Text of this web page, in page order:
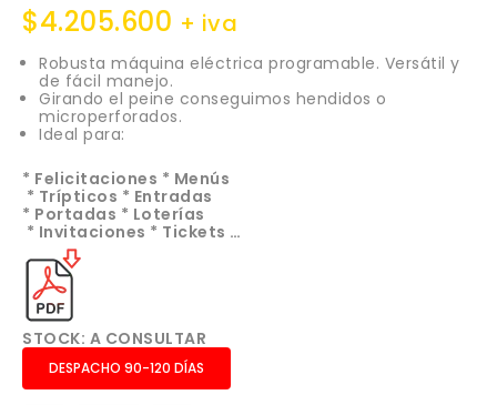
$4.205.600 + iva
Robusta máquina eléctrica programable. Versátil y
de fácil manejo.
Girando el peine conseguimos hendidos o
microperforados.
Ideal para:
* Felicitaciones * Menús
* Trípticos * Entradas
* Portadas * Loterías
* Invitaciones * Tickets …
STOCK: A CONSULTAR
DESPACHO 90-120 DÍAS